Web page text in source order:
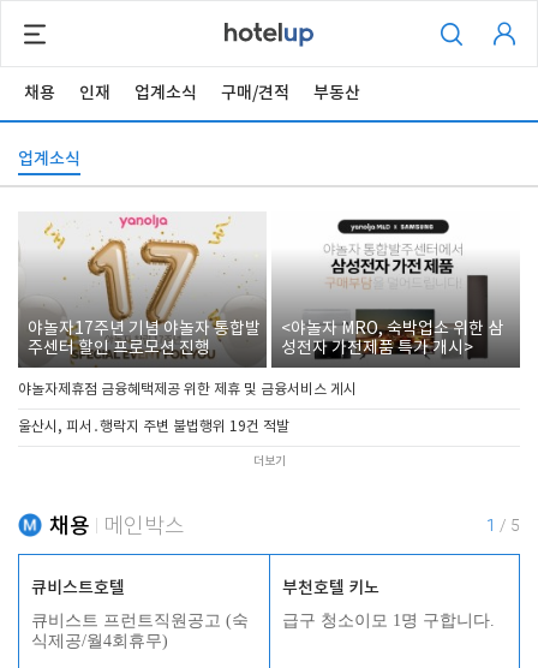
채용 인재 업계소식 구매/견적 부동산
업계소식
야놀자17주년 기념 야놀자 통합발
주센터 할인 프로모션 진행
<야놀자 MRO, 숙박업소 위한 삼
성전자 가전제품 특가 개시>
야놀자제휴점 금융혜택제공 위한 제휴 및 금융서비스 게시
울산시, 피서․행락지 주변 불법행위 19건 적발
더보기
채용 메인박스 1 / 5
큐비스트호텔
큐비스트 프런트직원공고 (숙
식제공/월4회휴무)
부천호텔 키노
급구 청소이모 1명 구합니다.